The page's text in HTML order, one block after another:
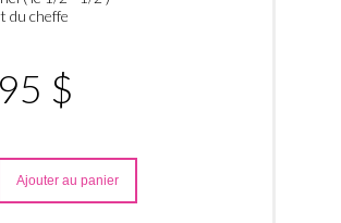
du cheffe
$
Ajouter au panier